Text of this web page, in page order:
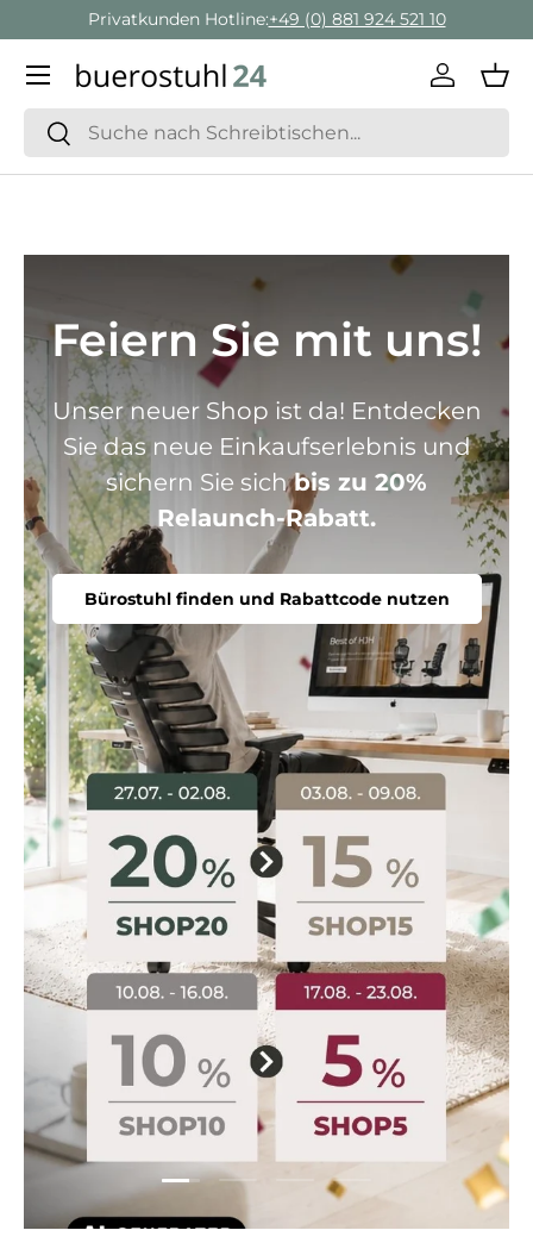
Direkt zum Inhalt
Privatkunden Hotline:+49 (0) 881 924 521 10
Suchen
Suchen
Menü
Feiern Sie mit uns!
Unser neuer Shop ist da! Entdecken
Sie das neue Einkaufserlebnis und
sichern Sie sichbis zu 20%
Relaunch-Rabatt.
Bürostuhl finden und Rabattcode nutzen
Folie laden 1 von 4
Folie laden 2 von 4
Folie laden 3 von 4
Folie laden 4 von 4